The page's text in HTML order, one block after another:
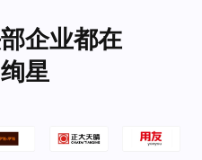
企业都在
星